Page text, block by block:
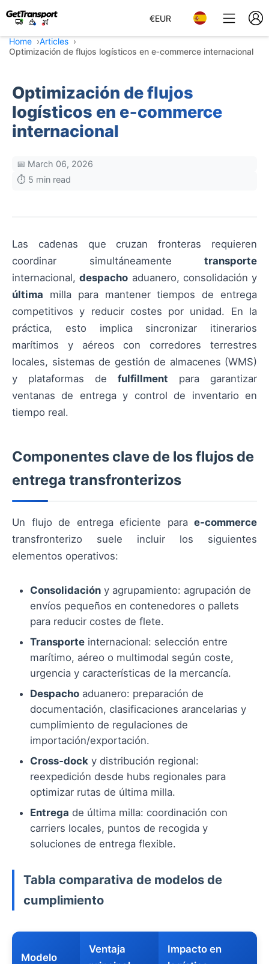
€EUR
Home
Articles
Optimización de flujos logísticos en e‑commerce internacional
Optimización de flujos
logísticos en e‑commerce
internacional
📅 March 06, 2026
⏱️ 5 min read
Las cadenas que cruzan fronteras requieren
coordinar simultáneamente transporte
internacional,despacho aduanero, consolidación y
última milla para mantener tiempos de entrega
competitivos y reducir costes por unidad. En la
práctica, esto implica sincronizar itinerarios
marítimos y aéreos con corredores terrestres
locales, sistemas de gestión de almacenes (WMS)
y plataformas de fulfillment para garantizar
ventanas de entrega y control de inventario en
tiempo real.
Componentes clave de los flujos de
entrega transfronterizos
Un flujo de entrega eficiente para e‑commerce
transfronterizo suele incluir los siguientes
elementos operativos:
Consolidación y agrupamiento: agrupación de
envíos pequeños en contenedores o pallets
para reducir costes de flete.
Transporte internacional: selección entre
marítimo, aéreo o multimodal según coste,
urgencia y características de la mercancía.
Despacho aduanero: preparación de
documentación, clasificaciones arancelarias y
cumplimiento de regulaciones de
importación/exportación.
Cross‑dock y distribución regional:
reexpedición desde hubs regionales para
optimizar rutas de última milla.
Entrega de última milla: coordinación con
carriers locales, puntos de recogida y
soluciones de entrega flexible.
Tabla comparativa de modelos de
cumplimiento
Modelo
Ventaja
Impacto en